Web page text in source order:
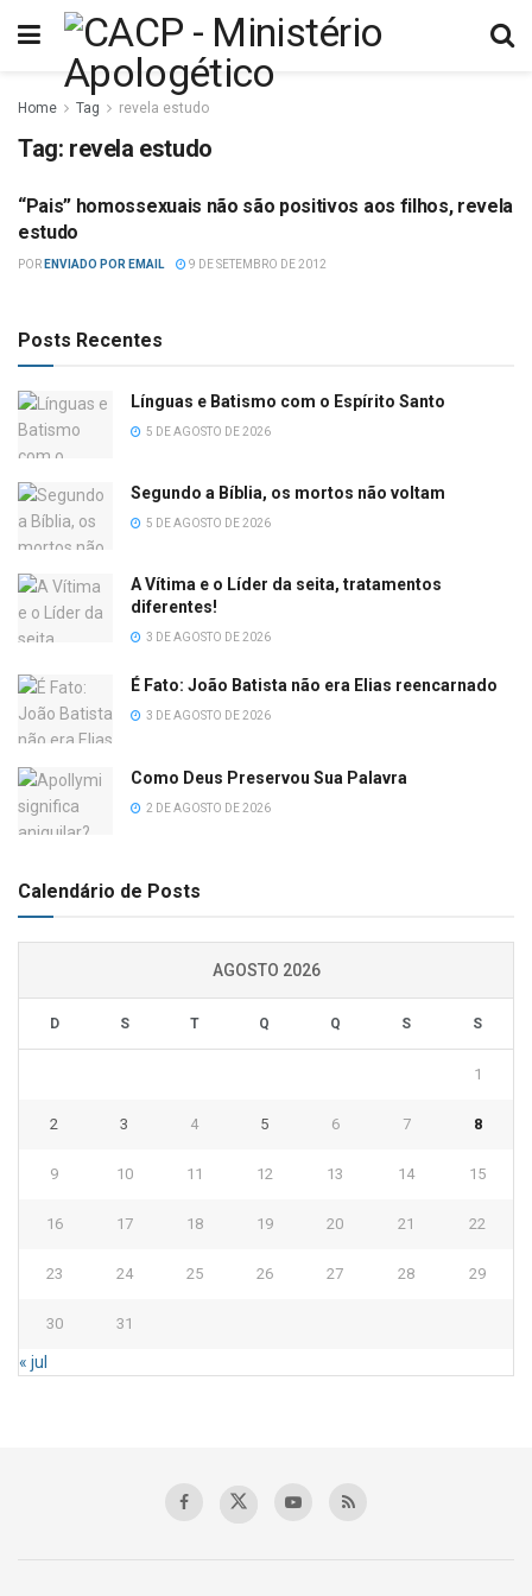
Home Tag revela estudo
Tag: revela estudo
HOMOSSEXUALISMO
“Pais” homossexuais não são positivos aos filhos, revela
estudo
POR ENVIADO POR EMAIL 9 DE SETEMBRO DE 2012
Posts Recentes
Línguas e Batismo com o Espírito Santo
5 DE AGOSTO DE 2026
Segundo a Bíblia, os mortos não voltam
5 DE AGOSTO DE 2026
A Vítima e o Líder da seita, tratamentos
diferentes!
3 DE AGOSTO DE 2026
É Fato: João Batista não era Elias reencarnado
3 DE AGOSTO DE 2026
Como Deus Preservou Sua Palavra
2 DE AGOSTO DE 2026
Calendário de Posts
AGOSTO 2026
D S T Q Q S S
1
2 3 4 5 6 7 8
9 10 11 12 13 14 15
16 17 18 19 20 21 22
23 24 25 26 27 28 29
30 31
« jul